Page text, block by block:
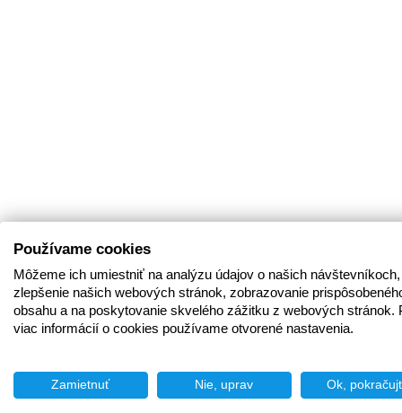
Používame cookies
Môžeme ich umiestniť na analýzu údajov o našich
zlepšenie našich webových stránok, zobrazovanie
obsahu a na poskytovanie skvelého zážitku z webových stránok.
viac informácií o cookies používame otvorené nastavenia.
Zamietnuť Nie, uprav Ok,